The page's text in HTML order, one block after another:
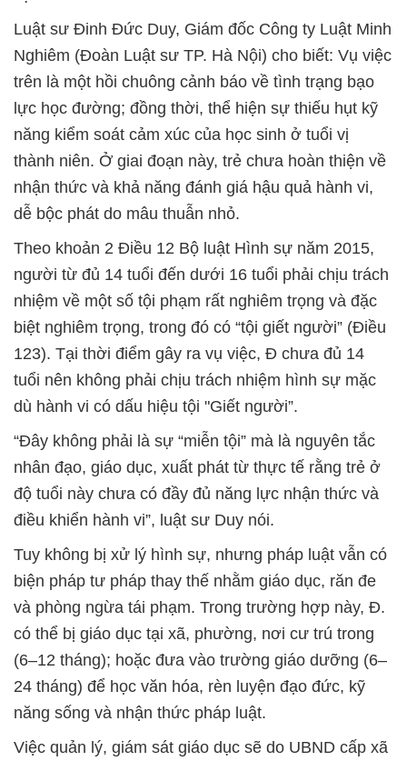
Luật sư Đinh Đức Duy, Giám đốc Công ty Luật Minh
Nghiêm (Đoàn Luật sư TP. Hà Nội) cho biết: Vụ việc
trên là một hồi chuông cảnh báo về tình trạng bạo
lực học đường; đồng thời, thể hiện sự thiếu hụt kỹ
năng kiểm soát cảm xúc của học sinh ở tuổi vị
thành niên. Ở giai đoạn này, trẻ chưa hoàn thiện về
nhận thức và khả năng đánh giá hậu quả hành vi,
dễ bộc phát do mâu thuẫn nhỏ.
Theo khoản 2 Điều 12 Bộ luật Hình sự năm 2015,
người từ đủ 14 tuổi đến dưới 16 tuổi phải chịu trách
nhiệm về một số tội phạm rất nghiêm trọng và đặc
biệt nghiêm trọng, trong đó có “tội giết người” (Điều
123). Tại thời điểm gây ra vụ việc, Đ chưa đủ 14
tuổi nên không phải chịu trách nhiệm hình sự mặc
dù hành vi có dấu hiệu tội "Giết người”.
“Đây không phải là sự “miễn tội” mà là nguyên tắc
nhân đạo, giáo dục, xuất phát từ thực tế rằng trẻ ở
độ tuổi này chưa có đầy đủ năng lực nhận thức và
điều khiển hành vi”, luật sư Duy nói.
Tuy không bị xử lý hình sự, nhưng pháp luật vẫn có
biện pháp tư pháp thay thế nhằm giáo dục, răn đe
và phòng ngừa tái phạm. Trong trường hợp này, Đ.
có thể bị giáo dục tại xã, phường, nơi cư trú trong
(6–12 tháng); hoặc đưa vào trường giáo dưỡng (6–
24 tháng) để học văn hóa, rèn luyện đạo đức, kỹ
năng sống và nhận thức pháp luật.
Việc quản lý, giám sát giáo dục sẽ do UBND cấp xã